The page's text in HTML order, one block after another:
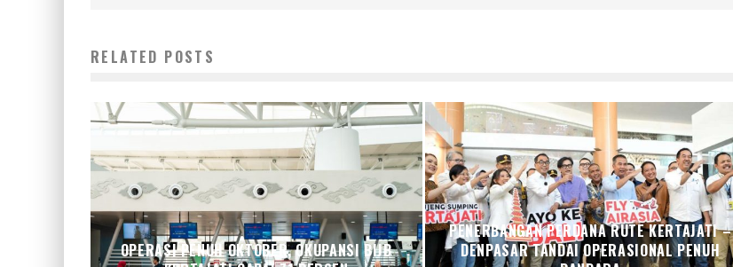
RELATED POSTS
OPERASI PENUH OKTOBER, OKUPANSI BIJB
PENERBANGAN PERDANA RUTE KERTAJATI –
DENPASAR TANDAI OPERASIONAL PENUH